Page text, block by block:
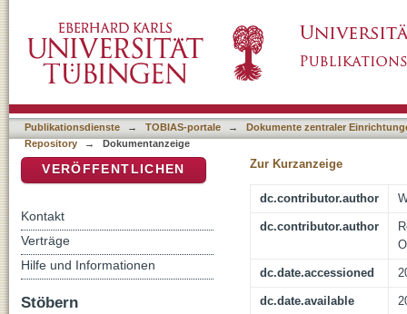
Sammelbandes zu Südasien
Publikationsdienste → TOBIAS-portale →
Dokumente zentraler
Repository
→ Dokumentanzeige
Zur Kurzanzeige
dc.contributor.author
dc.contributor.author
dc.date.accessioned
dc.date.available
VERÖFFENTLICHEN
Kontakt
Verträge
Hilfe und Informationen
Stöbern